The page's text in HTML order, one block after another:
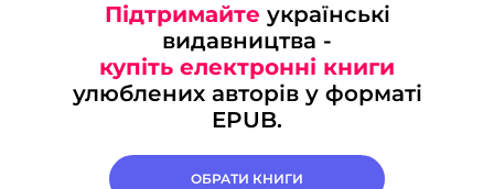
Підтримайте українські
видавництва -
купіть електронні книги
улюблених авторів у форматі
EPUB.
ОБРАТИ КНИГИ